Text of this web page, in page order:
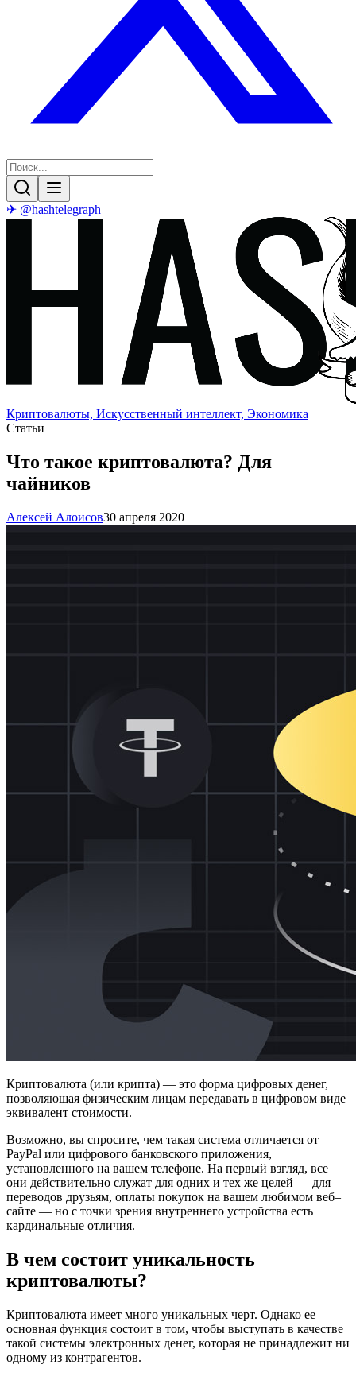
✈ @hashtelegraph
Криптовалюты, Искусственный интеллект, Экономика
Статьи
Что такое криптовалюта? Для
чайников
Алексей Алоисов30 апреля 2020
Криптовалюта (или крипта) — это форма цифровых денег,
позволяющая физическим лицам передавать в цифровом виде
эквивалент стоимости.
Возможно, вы спросите, чем такая система отличается от
PayPal или цифрового банковского приложения,
установленного на вашем телефоне. На первый взгляд, все
они действительно служат для одних и тех же целей — для
переводов друзьям, оплаты покупок на вашем любимом веб–
сайте — но с точки зрения внутреннего устройства есть
кардинальные отличия.
В чем состоит уникальность
криптовалюты?
Криптовалюта имеет много уникальных черт. Однако ее
основная функция состоит в том, чтобы выступать в качестве
такой системы электронных денег, которая не принадлежит ни
одному из контрагентов.